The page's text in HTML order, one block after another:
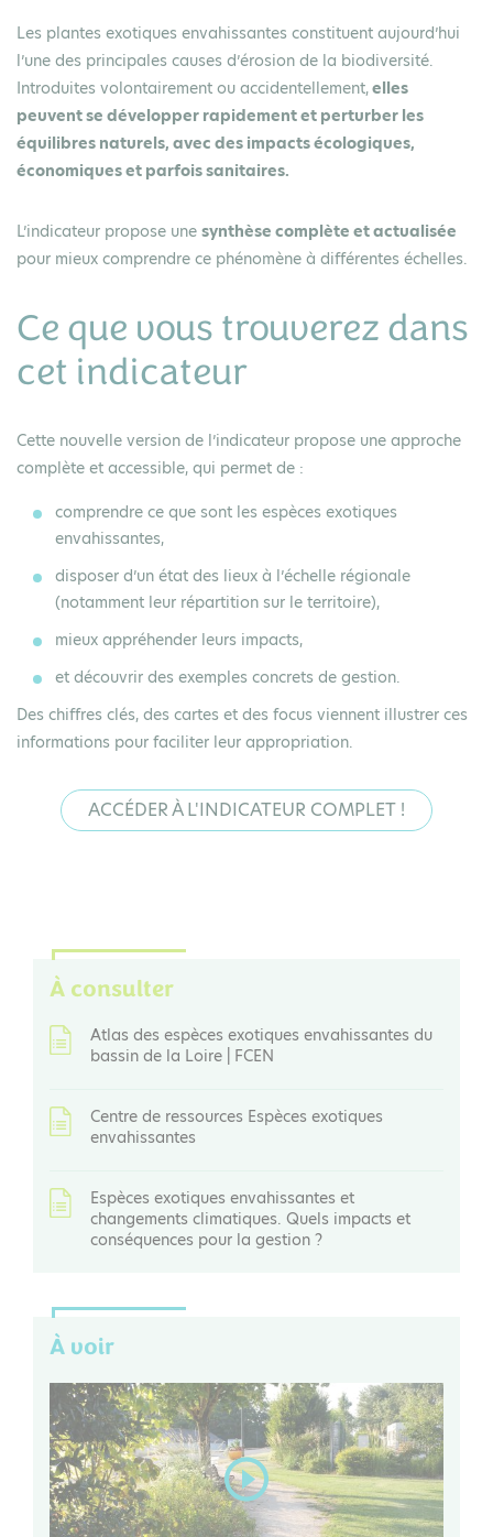
Les plantes exotiques envahissantes constituent aujourd’hui
l’une des principales causes d’érosion de la biodiversité.
Introduites volontairement ou accidentellement,elles
peuvent se développer rapidement et perturber les
équilibres naturels, avec des impacts écologiques,
économiques et parfois sanitaires.
L’indicateur propose une synthèse complète et actualisée
pour mieux comprendre ce phénomène à différentes échelles.
Ce que vous trouverez dans
cet indicateur
Cette nouvelle version de l’indicateur propose une approche
complète et accessible, qui permet de :
comprendre ce que sont les espèces exotiques
envahissantes,
disposer d’un état des lieux à l’échelle régionale
(notamment leur répartition sur le territoire),
mieux appréhender leurs impacts,
et découvrir des exemples concrets de gestion.
Des chiffres clés, des cartes et des focus viennent illustrer ces
informations pour faciliter leur appropriation.
ACCÉDER À L'INDICATEUR COMPLET !
À consulter
Atlas des espèces exotiques envahissantes du
bassin de la Loire | FCEN
Centre de ressources Espèces exotiques
envahissantes
Espèces exotiques envahissantes et
changements climatiques. Quels impacts et
conséquences pour la gestion ?
À voir